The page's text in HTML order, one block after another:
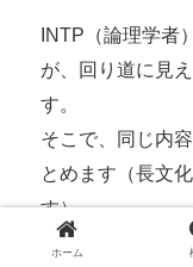
INTP（論理学者
が、回り道に見
す。
そこで、同じ内
とめます（長文
す）。
ホーム